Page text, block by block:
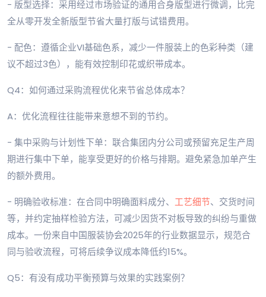
- 版型选择：采用经过市场验证的通用合身版型进行微调，比完
全从零开发全新版型节省大量打版与试错费用。
- 配色：遵循企业VI基础色系，减少一件服装上的色彩种类（建
议不超过3色），能有效控制印花或织带成本。
Q4：如何通过采购流程优化来节省总体成本？
A：优化流程往往能带来意想不到的节约。
- 集中采购与计划性下单：联合集团内分公司或预留充足生产周
期进行集中下单，能享受更好的价格与排期。避免紧急加单产生
的额外费用。
- 明确验收标准：在合同中明确面料成分、 工艺细节、交货时间
等，并约定抽样检验方法，可减少因货不对板导致的纠纷与重做
成本。一份来自中国服装协会2025年的行业数据显示，规范合
同与验收流程，可将后续争议成本降低约15%。
Q5：有没有成功平衡预算与效果的实践案例？